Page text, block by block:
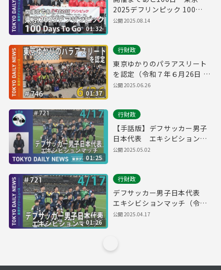
01:32
2025デフリンピック 100
Days To Go（令和７年８月
公開2025.08.14
01:37
行財政
東京ゆかりのパラアスリート
を認定（令和７年６月26日 東
京デイリーニュース No.746）
公開2025.06.26
01:25
行財政
【手話版】デフサッカー男子
日本代表 エキシビションマ
ッチ（令和７年４月17日 東京
公開2025.05.02
01:26
行財政
デフサッカー男子日本代表
エキシビションマッチ（令和
７年４月17日 東京デイリーニ
公開2025.04.17